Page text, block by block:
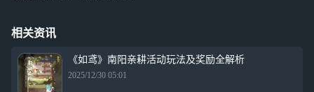
相关资讯
《如鸢》南阳亲耕活动玩法及奖励全解析
2025/12/30 05:01